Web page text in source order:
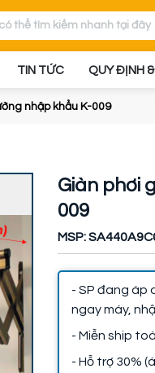
TIN TỨC QUY ĐỊNH
nhập khẩu K-009
Giàn phơi
009
MSP:
- SP đang áp
ngay máy,
- Miễn ship
- Hỗ trợ 30%